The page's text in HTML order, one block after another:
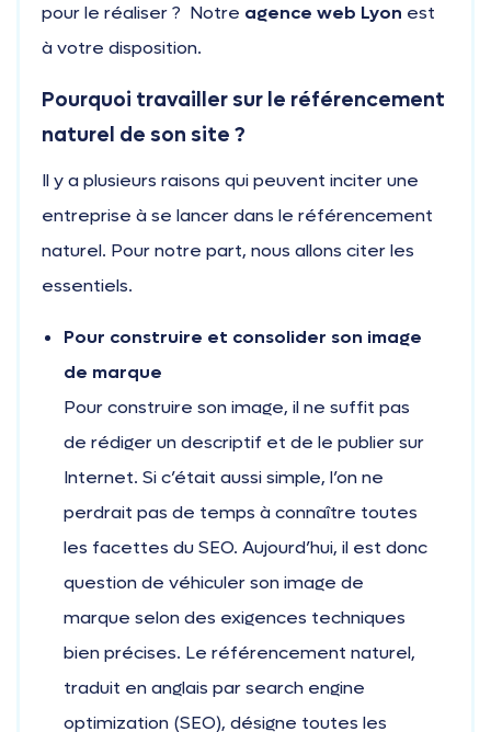
pour le réaliser ? Notre agence web Lyon est
à votre disposition.
Pourquoi travailler sur le référencement
naturel de son site ?
Il y a plusieurs raisons qui peuvent inciter une
entreprise à se lancer dans le référencement
naturel. Pour notre part, nous allons citer les
essentiels.
Pour construire et consolider son image
de marque
Pour construire son image, il ne suffit pas
de rédiger un descriptif et de le publier sur
Internet. Si c’était aussi simple, l’on ne
perdrait pas de temps à connaître toutes
les facettes du SEO. Aujourd’hui, il est donc
question de véhiculer son image de
marque selon des exigences techniques
bien précises. Le référencement naturel,
traduit en anglais par search engine
optimization (SEO), désigne toutes les